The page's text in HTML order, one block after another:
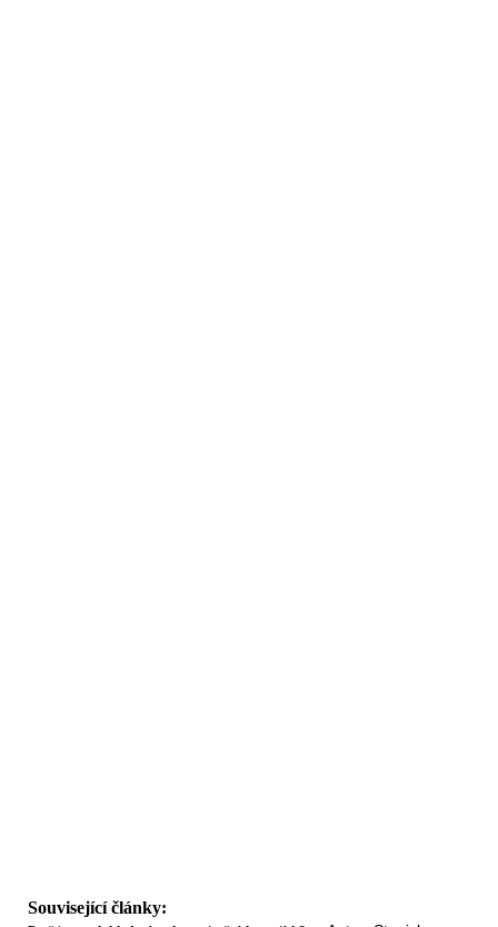
Související články: